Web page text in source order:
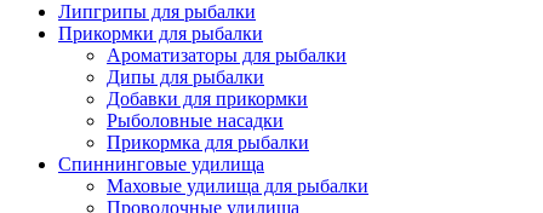
Липгрипы для рыбалки
Прикормки для рыбалки
Ароматизаторы для рыбалки
Дипы для рыбалки
Добавки для прикормки
Рыболовные насадки
Прикормка для рыбалки
Спиннинговые удилища
Маховые удилища для рыбалки
Проводочные удилища